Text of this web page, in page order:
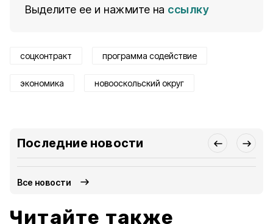
Выделите ее и нажмите на ссылку
соцконтракт программа содействие
экономика новооскольский округ
Последние новости
Все новости
Читайте также